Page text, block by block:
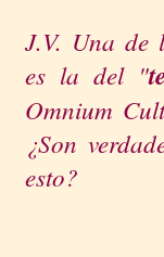
J.V. Una de
es la del "
Omnium
¿Son
esto?